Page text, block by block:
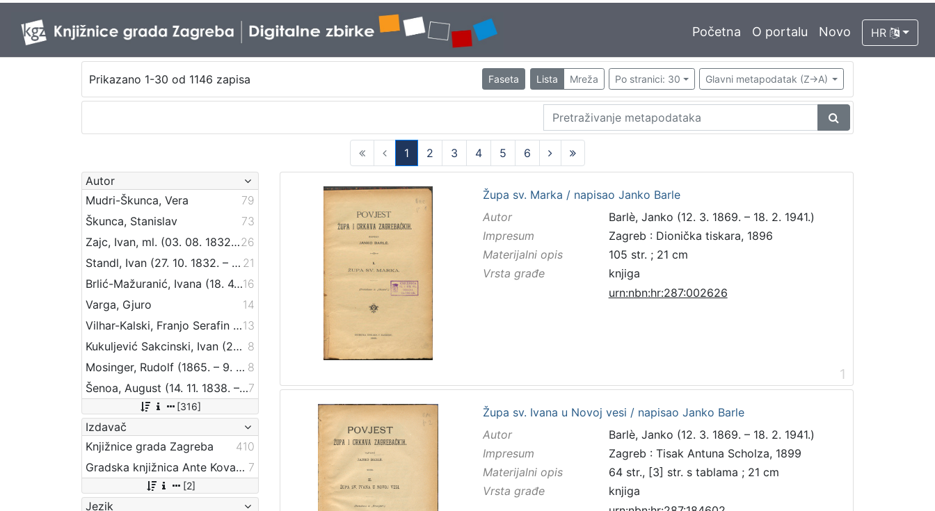
Početna O portalu Novo HR
Prikazano 1-30 od 1146 zapisa Faseta Lista Mreža Po stranici: 30 Glavni metapodatak (Z->A)
1
(current)
2 3 4 5
6
Autor
Mudri-Škunca, Vera
79
Škunca, Stanislav
73
Zajc, Ivan, ml. (03. 08. 1832. – 16. 12. 1914.)26
Standl, Ivan (27. 10. 1832. – 30. 8. 1897.) 21
Brlić-Mažuranić, Ivana (18. 4. 1874. – 21. 9. 1938.)16
Varga, Gjuro
14
Vilhar-Kalski, Franjo Serafin (5. 1. 1852. – 4. 3. 1928.)13
Kukuljević Sakcinski, Ivan (29. 5. 1816. – 1. 8. 1889.) 8
Mosinger, Rudolf (1865. – 9. 10. 1918.) 8
Šenoa, August (14. 11. 1838. – 13. 12. 1881.)7
[316]
Izdavač
Knjižnice grada Zagreba
410
Gradska knjižnica Ante Kovačića 7
[2]
Jezik
Župa sv. Marka / napisao Janko Barle
Autor
Barlè, Janko (12. 3. 1869. – 18. 2. 1941.)
Impresum
Zagreb : Dionička tiskara, 1896
Materijalni opis
105 str. ; 21 cm
Vrsta građe
knjiga
urn:nbn:hr:287:002626
1
Župa sv. Ivana u Novoj vesi / napisao Janko Barle
Autor
Barlè, Janko (12. 3. 1869. – 18. 2. 1941.)
Impresum
Zagreb : Tisak Antuna Scholza, 1899
Materijalni opis
64 str., [3] str. s tablama ; 21 cm
Vrsta građe
knjiga